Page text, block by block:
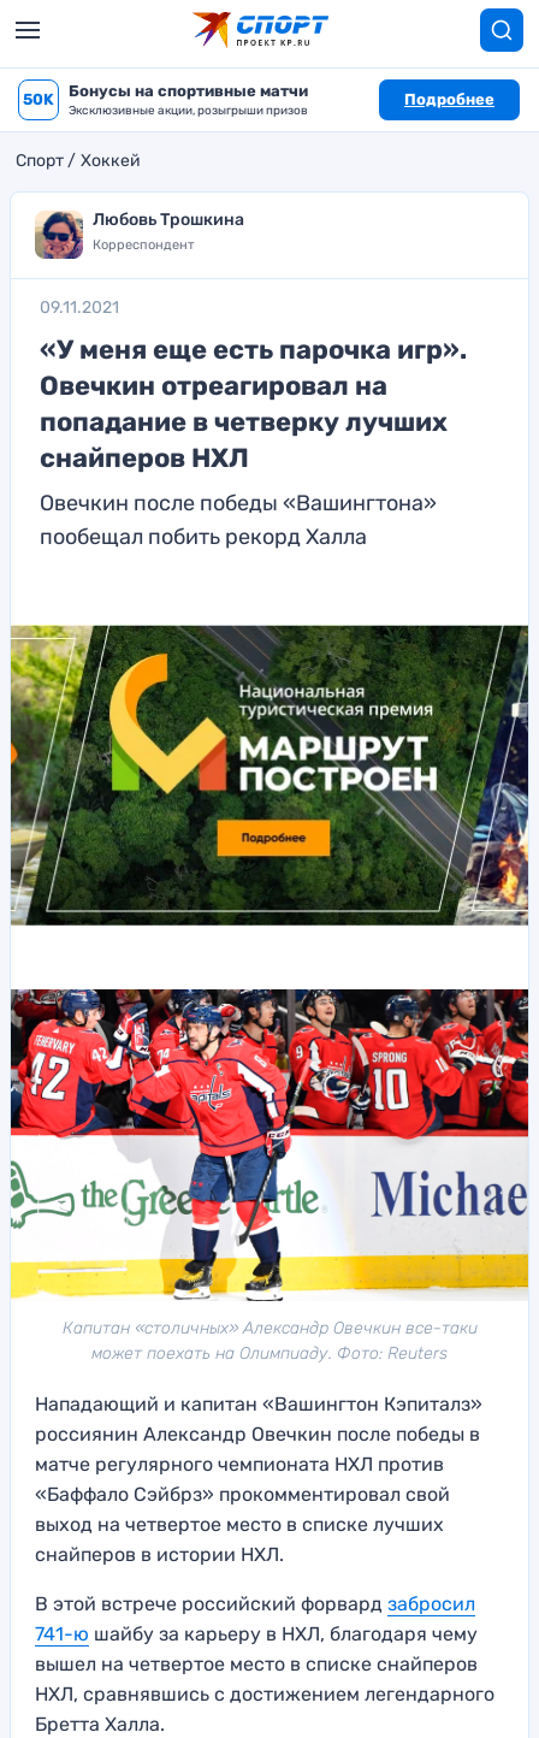
50K Бонусы на спортивные матчи
Эксклюзивные акции, розыгрыши призов
Подробнее
Спорт Хоккей
Любовь Трошкина
Корреспондент
09.11.2021
«У меня еще есть парочка игр».
Овечкин отреагировал на
попадание в четверку лучших
снайперов НХЛ
Овечкин после победы «Вашингтона»
пообещал побить рекорд Халла
Капитан «столичных» Александр Овечкин все-таки
может поехать на Олимпиаду. Фото: Reuters
Нападающий и капитан «Вашингтон Кэпиталз»
россиянин Александр Овечкин после победы в
матче регулярного чемпионата НХЛ против
«Баффало Сэйбрз» прокомментировал свой
выход на четвертое место в списке лучших
снайперов в истории НХЛ.
В этой встрече российский форвард забросил
741-ю шайбу за карьеру в НХЛ, благодаря чему
вышел на четвертое место в списке снайперов
НХЛ, сравнявшись с достижением легендарного
Бретта Халла.